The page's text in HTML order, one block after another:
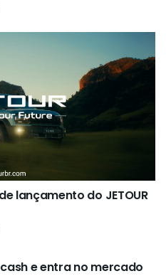
lançamento do JETOUR
e entra no mercado